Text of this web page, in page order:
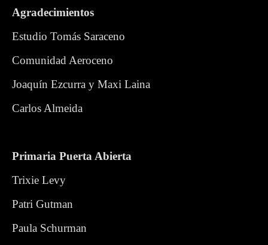
Agradecimientos
Estudio Tomás Saraceno
Comunidad Aeroceno
Joaquín Ezcurra y Maxi Laina
Carlos Almeida
Primaria Puerta Abierta
Trixie Levy
Patri Gutman
Paula Schurman